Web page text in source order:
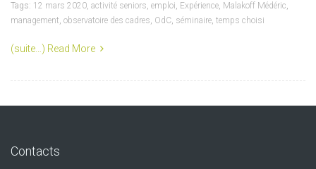
Tags: 12 mars 2020, activité seniors, emploi, Expérience, Malakoff Médéric,
management, observatoire des cadres, OdC, séminaire, temps choisi
(suite…) Read More
Contacts